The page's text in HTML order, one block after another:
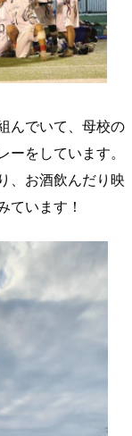
んでいて、母校の
をしています。
、お酒飲んだり映
ています！